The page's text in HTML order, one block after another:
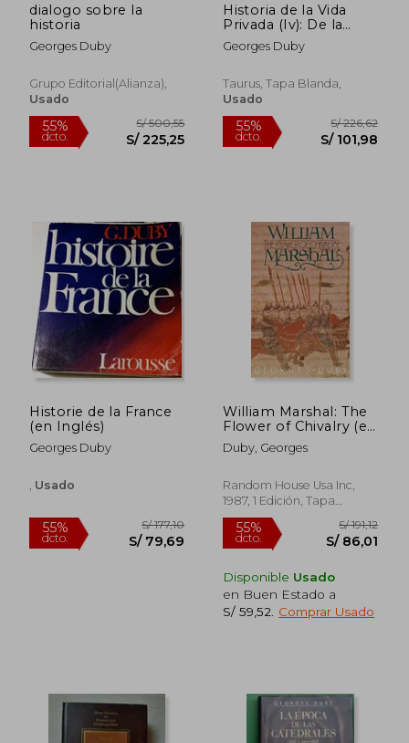
55%
dcto. S/ 249,59
55%
dcto.
dialogo sobre la
historia
Georges Duby
Grupo Editorial(alianza),
Usado
Historia de la Vida
Privada (Iv): De la
Revolucion Francesa
a la Primera Guerra
Georges Duby
Taurus, Tapa Blanda,
Usado
Historie de la France
(en Inglés)
Georges Duby
Usado
William Marshal: The
Flower of Chivalry (en
Inglés)
Duby, Georges
Random House Usa Inc,
1987, 1 Edición, Tapa
Blanda, Nuevo
Disponible Usado
en Buen Estado a
S/ 59,52
Comprar Usado